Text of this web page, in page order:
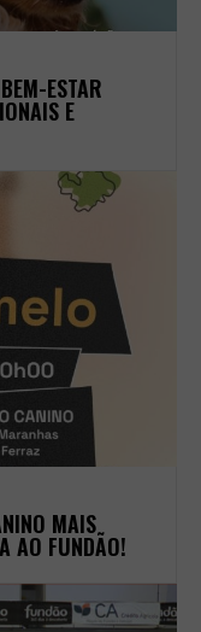
ESTAR
E
MAIS
AO FUNDÃO!